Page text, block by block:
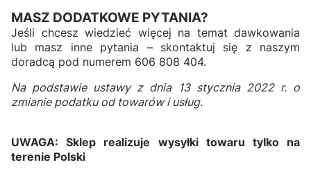
MASZ DODATKOWE PYTANIA?
Jeśli chcesz wiedzieć więcej na temat dawkowania
lub masz inne pytania – skontaktuj się z naszym
doradcą pod numerem 606 808 404.
Na podstawie ustawy z dnia 13 stycznia 2022 r. o
zmianie podatku od towarów i usług.
UWAGA: Sklep realizuje wysyłki towaru tylko na
terenie Polski